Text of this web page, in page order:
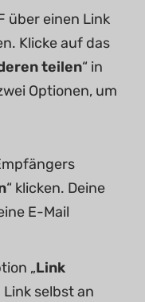
über einen Link
Klicke auf das
teilen“ in
Optionen, um
“ klicken. Deine
E-Mail
„Link
Link selbst an